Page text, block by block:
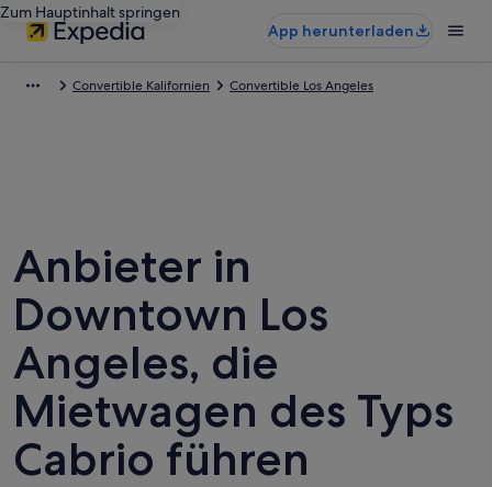
Zum Hauptinhalt springen
App herunterladen
Convertible Kalifornien Convertible Los Angeles
Anbieter in
Downtown Los
Angeles, die
Mietwagen des Typs
Cabrio führen